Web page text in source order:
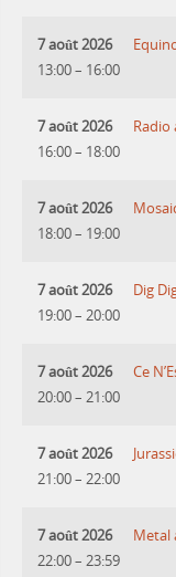
7 août 2026
13:00– 16:00
7 août 2026
16:00– 18:00
Radio
7 août 2026
18:00– 19:00
7 août 2026
19:00– 20:00
Dig
7 août 2026
20:00– 21:00
Ce
7 août 2026
21:00– 22:00
7 août 2026
22:00– 23:59
Metal